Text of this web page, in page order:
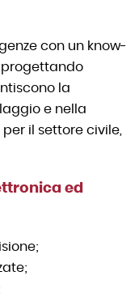
con un know-
la
e nella
il settore civile,
ed